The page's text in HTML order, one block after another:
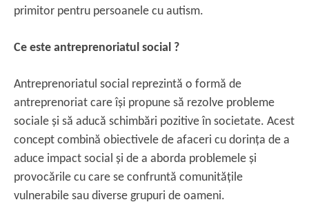
primitor pentru persoanele cu autism.
Ce este antreprenoriatul social ?
Antreprenoriatul social reprezintă o formă de
antreprenoriat care își propune să rezolve probleme
sociale și să aducă schimbări pozitive în societate. Acest
concept combină obiectivele de afaceri cu dorința de a
aduce impact social și de a aborda problemele și
provocările cu care se confruntă comunitățile
vulnerabile sau diverse grupuri de oameni.